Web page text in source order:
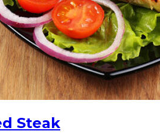
Steak